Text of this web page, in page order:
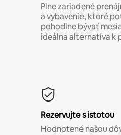
Plne zariadené
a vybavenie, ktoré
pohodlne bývať
ideálna alternatíva k
Rezervujte s istotou
Hodnotené našou